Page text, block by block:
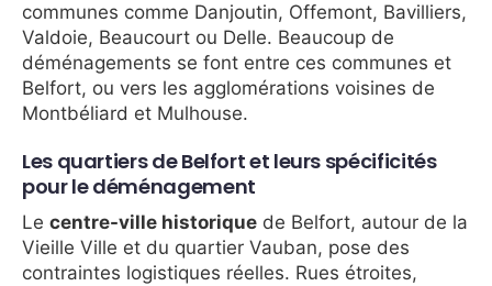
communes comme Danjoutin, Offemont, Bavilliers,
Valdoie, Beaucourt ou Delle. Beaucoup de
déménagements se font entre ces communes et
Belfort, ou vers les agglomérations voisines de
Montbéliard et Mulhouse.
Les quartiers de Belfort et leurs spécificités
pour le déménagement
Le centre-ville historique de Belfort, autour de la
Vieille Ville et du quartier Vauban, pose des
contraintes logistiques réelles. Rues étroites,